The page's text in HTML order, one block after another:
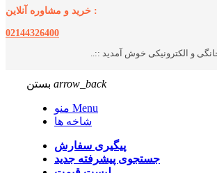
خرید و مشاوره آنلاین :
02144326400
arrow_back
منو Menu
شاخه ها
پیگیری سفارش
جستجوی پیشرفته جدید